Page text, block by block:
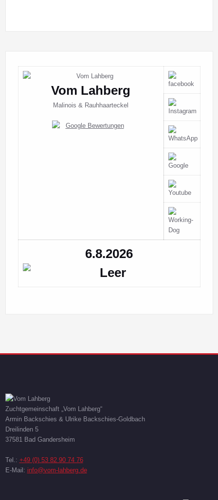
Vom Lahberg
Malinois & Rauhhaarteckel
6.8.2026
Zuchtgemeinschaft „Vom Lahberg“
Armin Backschies & Ulrike Backschies-Goldbach
Dreilinden 5
37581 Bad Gandersheim
Tel.: +49 (0) 53 82 90 74 76
E-Mail: info@vom-lahberg.de